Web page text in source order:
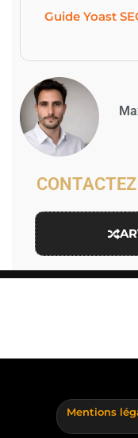
Guide Yoast
Mentions